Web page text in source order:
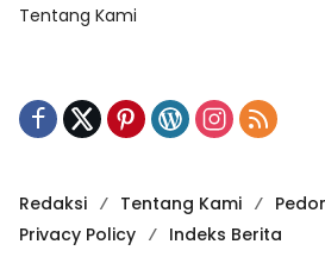
Tentang Kami
Redaksi Tentang Kami
Privacy Policy
Indeks Berita